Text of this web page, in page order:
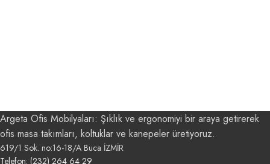
Argeta Ofis Mobilyaları: Şıklık ve ergonomiyi bir araya getirerek
ofis masa takımları, koltuklar ve kanepeler üretiyoruz.
619/1 Sok. no:16-18/A Buca İZMİR
Telefon: (232) 264 64 29